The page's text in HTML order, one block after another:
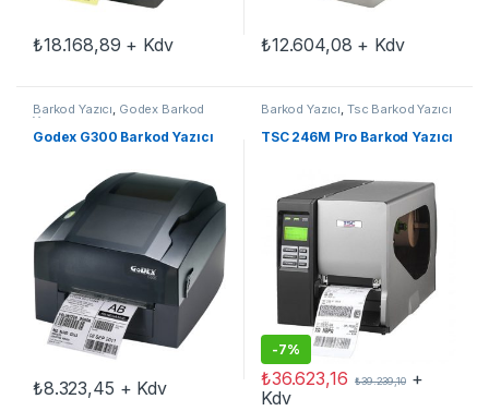
₺18.168,89 + Kdv ₺12.604,08 + Kdv
Barkod Yazıcı, Godex Barkod
Yazıcı
Godex G300 Barkod Yazıcı
₺8.323,45 + Kdv
Barkod Yazıcı, Tsc Barkod Yazıcı
TSC 246M Pro Barkod Yazıcı
-7%
₺36.623,16 ₺39.239,10+
Kdv